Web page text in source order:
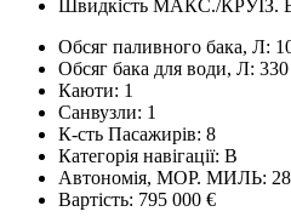
Швидкість МАКС./КРУЇЗ.
Обсяг паливного бака, Л:
Обсяг бака для води, Л: 330
Каюти: 1
Санвузли: 1
К-сть Пасажирів: 8
Категорія навігації: В
Автономія, МОР. МИЛЬ:
Вартість: 795 000 €